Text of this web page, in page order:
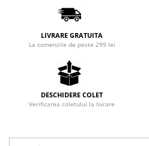
LIVRARE GRATUITA
La comenzile de peste 299 lei
DESCHIDERE COLET
Verificarea coletului la livrare